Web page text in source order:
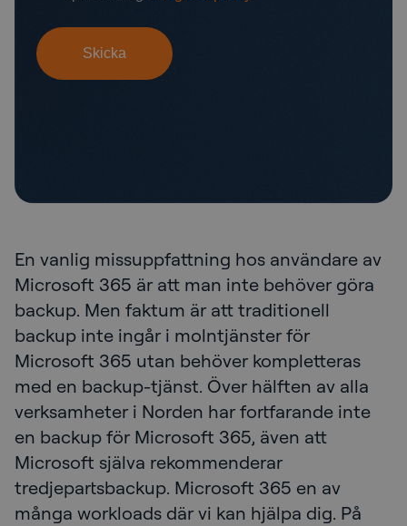
En vanlig missuppfattning hos användare av
Microsoft 365 är att man inte behöver göra
backup. Men faktum är att traditionell
backup inte ingår i molntjänster för
Microsoft 365 utan behöver kompletteras
med en backup-tjänst. Över hälften av alla
verksamheter i Norden har fortfarande inte
en backup för Microsoft 365, även att
Microsoft själva rekommenderar
tredjepartsbackup. Microsoft 365 en av
många workloads där vi kan hjälpa dig. På